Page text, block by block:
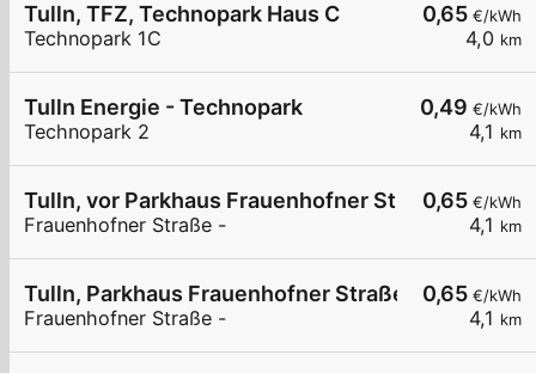
0,65 €/kWh
4,0 km
Tulln, TFZ, Technopark Haus C
Technopark 1C
0,49 €/kWh
4,1 km
Tulln Energie - Technopark
Technopark 2
0,65 €/kWh
4,1 km
Tulln, vor Parkhaus Frauenhofner Str.
Frauenhofner Straße -
0,65 €/kWh
4,1 km
Tulln, Parkhaus Frauenhofner Straße
Frauenhofner Straße -